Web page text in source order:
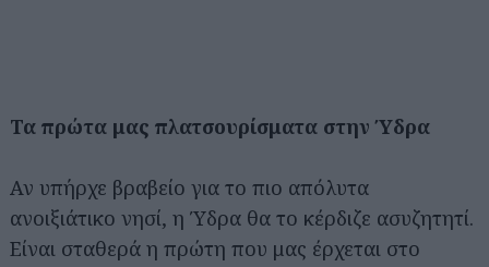
Τα πρώτα μας πλατσουρίσματα στην Ύδρα
Αν υπήρχε βραβείο για το πιο απόλυτα
ανοιξιάτικο νησί, η Ύδρα θα το κέρδιζε ασυζητητί.
Είναι σταθερά η πρώτη που μας έρχεται στο